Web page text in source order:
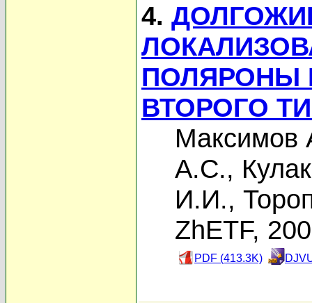
4.
ПОЛЯРОНЫ
ВТОРОГО
Максимов
А.С.,
И.И.,
ZhETF,
PDF (413.3K)